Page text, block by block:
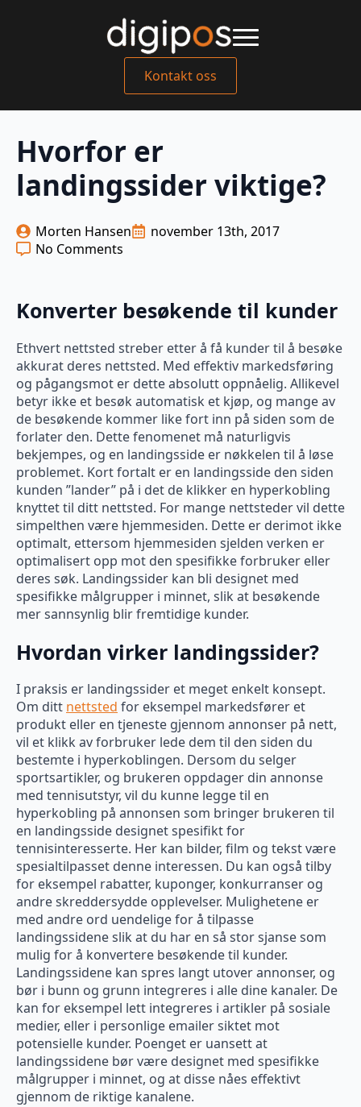
Kontakt oss
Hvorfor er
landingssider viktige?
Morten Hansen
november 13th, 2017
No Comments
Konverter besøkende til kunder
Ethvert nettsted streber etter å få kunder til å besøke
akkurat deres nettsted. Med effektiv markedsføring
og pågangsmot er dette absolutt oppnåelig. Allikevel
betyr ikke et besøk automatisk et kjøp, og mange av
de besøkende kommer like fort inn på siden som de
forlater den. Dette fenomenet må naturligvis
bekjempes, og en landingsside er nøkkelen til å løse
problemet. Kort fortalt er en landingsside den siden
kunden ”lander” på i det de klikker en hyperkobling
knyttet til ditt nettsted. For mange nettsteder vil dette
simpelthen være hjemmesiden. Dette er derimot ikke
optimalt, ettersom hjemmesiden sjelden verken er
optimalisert opp mot den spesifikke forbruker eller
deres søk. Landingssider kan bli designet med
spesifikke målgrupper i minnet, slik at besøkende
mer sannsynlig blir fremtidige kunder.
Hvordan virker landingssider?
I praksis er landingssider et meget enkelt konsept.
Om ditt nettsted for eksempel markedsfører et
produkt eller en tjeneste gjennom annonser på nett,
vil et klikk av forbruker lede dem til den siden du
bestemte i hyperkoblingen. Dersom du selger
sportsartikler, og brukeren oppdager din annonse
med tennisutstyr, vil du kunne legge til en
hyperkobling på annonsen som bringer brukeren til
en landingsside designet spesifikt for
tennisinteresserte. Her kan bilder, film og tekst være
spesialtilpasset denne interessen. Du kan også tilby
for eksempel rabatter, kuponger, konkurranser og
andre skreddersydde opplevelser. Mulighetene er
med andre ord uendelige for å tilpasse
landingssidene slik at du har en så stor sjanse som
mulig for å konvertere besøkende til kunder.
Landingssidene kan spres langt utover annonser, og
bør i bunn og grunn integreres i alle dine kanaler. De
kan for eksempel lett integreres i artikler på sosiale
medier, eller i personlige emailer siktet mot
potensielle kunder. Poenget er uansett at
landingssidene bør være designet med spesifikke
målgrupper i minnet, og at disse nåes effektivt
gjennom de riktige kanalene.